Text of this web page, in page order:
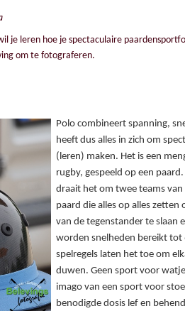
je leren hoe je spectaculaire
om te fotograferen.
Polo combineert spanning,
heeft dus alles in zich om
(leren) maken. Het is een
rugby, gespeeld op een
draait het om twee teams van
paard die alles op alles zetten
van de tegenstander te slaan
worden snelheden bereikt tot
spelregels laten het toe om
duwen. Geen sport voor
imago van een sport voor
benodigde dosis lef en